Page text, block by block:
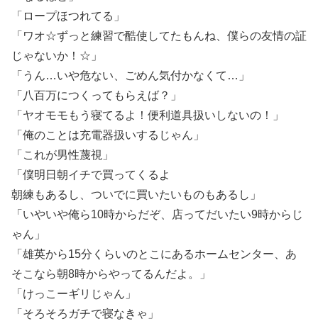
「ロープほつれてる」
「ワオ☆ずっと練習で酷使してたもんね、僕らの友情の証
じゃないか！☆」
「うん…いや危ない、ごめん気付かなくて…」
「八百万につくってもらえば？」
「ヤオモモもう寝てるよ！便利道具扱いしないの！」
「俺のことは充電器扱いするじゃん」
「これが男性蔑視」
「僕明日朝イチで買ってくるよ
朝練もあるし、ついでに買いたいものもあるし」
「いやいや俺ら10時からだぞ、店ってだいたい9時からじ
ゃん」
「雄英から15分くらいのとこにあるホームセンター、あ
そこなら朝8時からやってるんだよ。」
「けっこーギリじゃん」
「そろそろガチで寝なきゃ」